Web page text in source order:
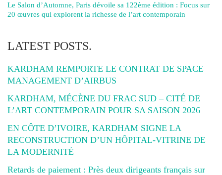
Le Salon d’Automne, Paris dévoile sa 122ème édition : Focus sur
20 œuvres qui explorent la richesse de l’art contemporain
LATEST POSTS.
KARDHAM REMPORTE LE CONTRAT DE SPACE
MANAGEMENT D’AIRBUS
KARDHAM, MÉCÈNE DU FRAC SUD – CITÉ DE
L’ART CONTEMPORAIN POUR SA SAISON 2026
EN CÔTE D’IVOIRE, KARDHAM SIGNE LA
RECONSTRUCTION D’UN HÔPITAL-VITRINE DE
LA MODERNITÉ
Retards de paiement : Près deux dirigeants français sur